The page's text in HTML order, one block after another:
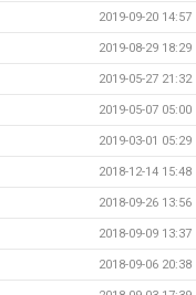
2019-09-20 14:57
2019-08-29 18:29
2019-05-27 21:32
2019-05-07 05:00
2019-03-01 05:29
2018-12-14 15:48
2018-09-26 13:56
2018-09-09 13:37
2018-09-06 20:38